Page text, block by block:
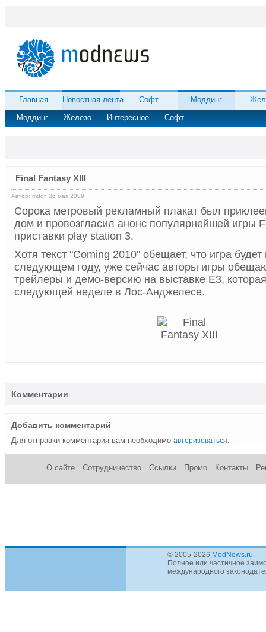
Главная
Новостная лента
Моддинг
Железо Интересное Софт
Софт Моддинг
Final Fantasy XIII
Автор: mddr, 26 мая 2009
Сорока метровый рекламный плакат был
дом и провозгласил анонс популярнейшей игры
приставки play station 3.
Хотя текст "Coming 2010" обещает, что игра
следующем году, уже сейчас авторы игры
трейлеры и демо-версию на выставке E3,
следующей неделе в Лос-Анджелесе.
Комментарии
Добавить комментарий
Для отправки комментария вам необходимо авторизоваться
О сайте Сотрудничество Ссылки Промо Контакты
© 2005-2026 ModNews.ru
Полное или частичное
международного